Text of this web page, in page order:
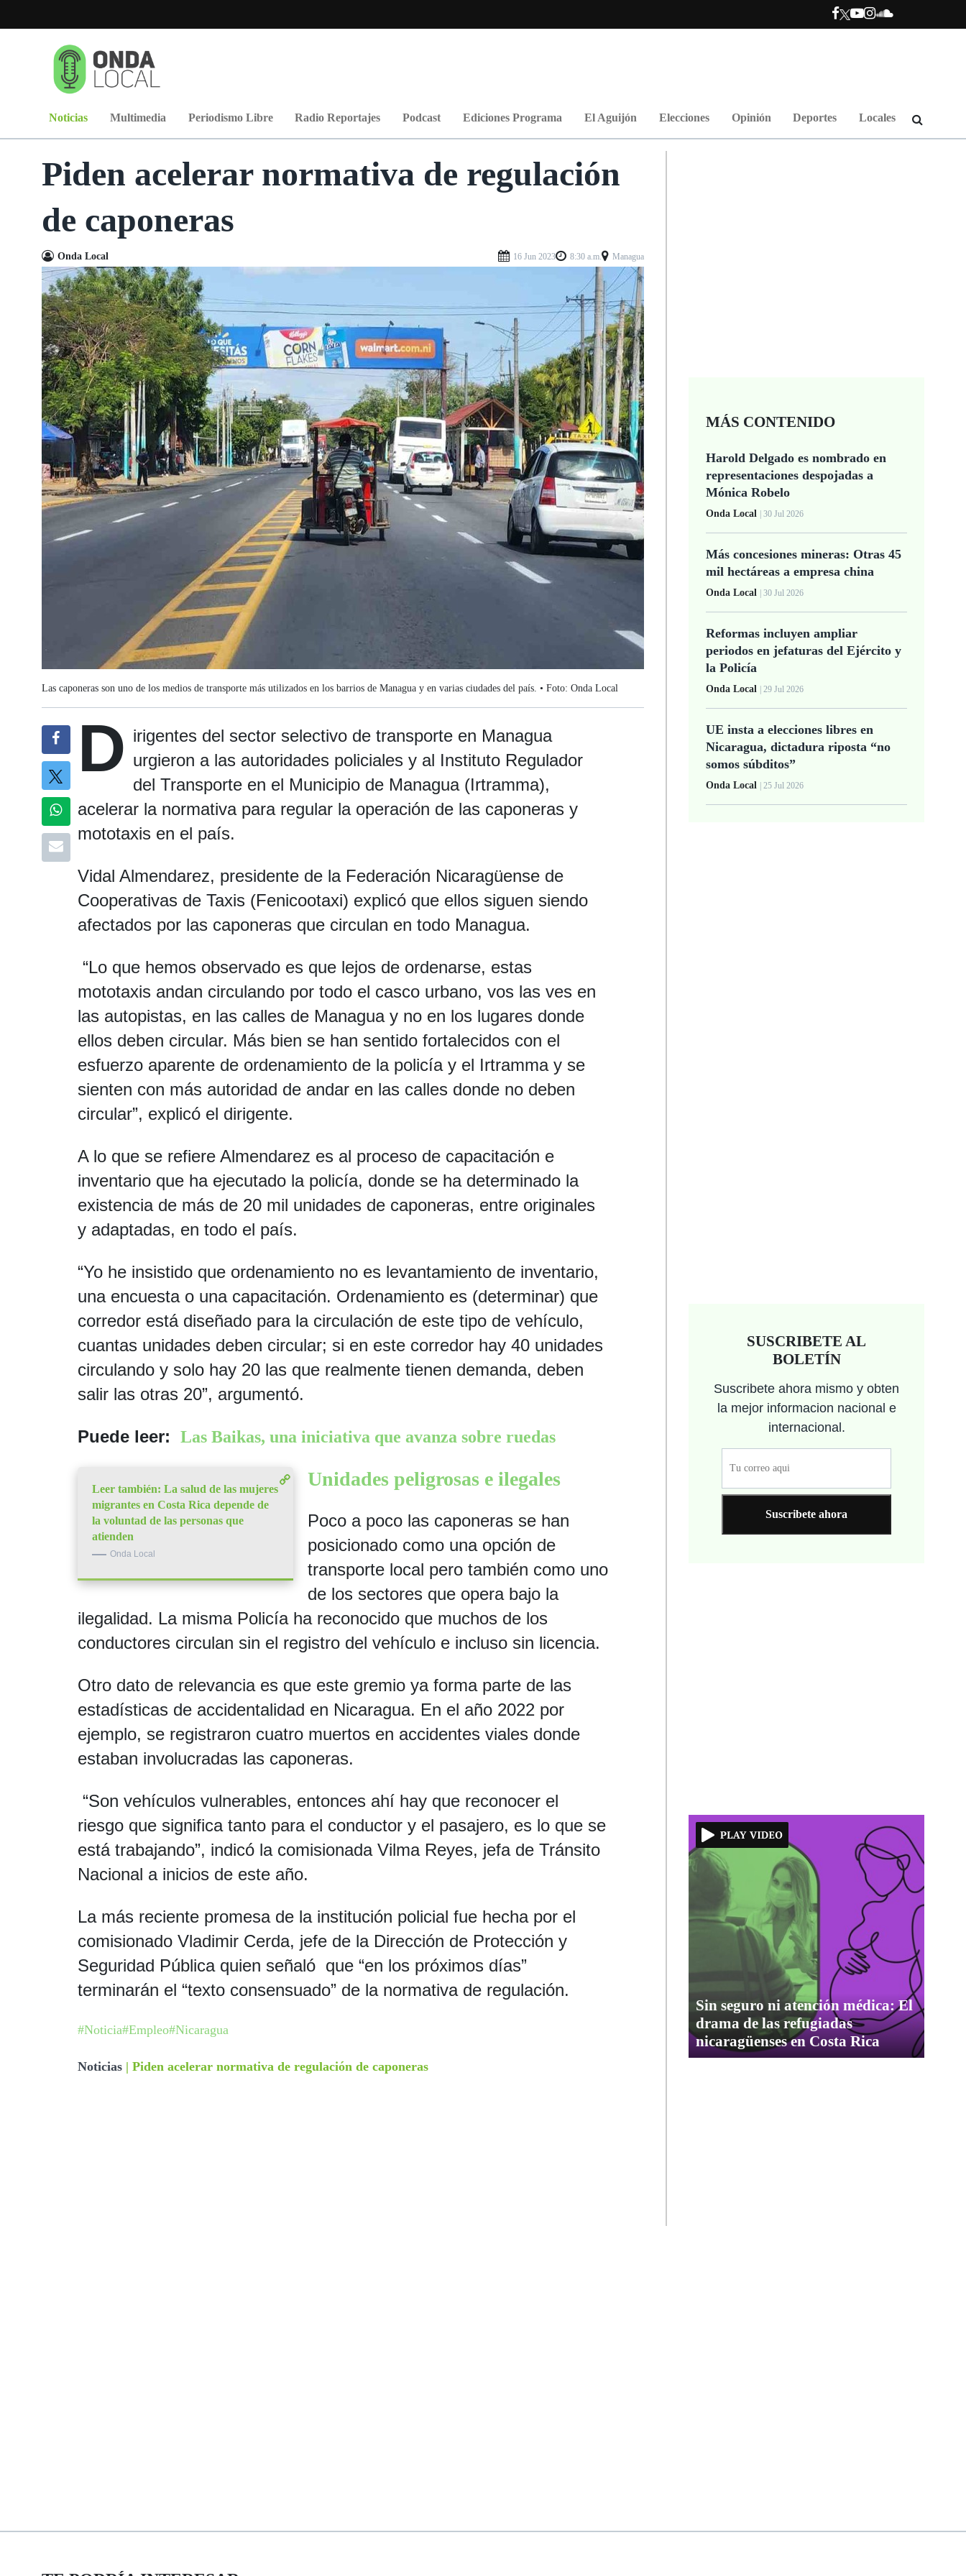
Noticias Multimedia Periodismo Libre Radio Reportajes Podcast Ediciones Programa El Aguijón Elecciones Opinión Deportes Locales
Piden acelerar normativa de regulación
de caponeras
Onda Local 16 Jun 2023 8:30 a.m. Managua
Las caponeras son uno de los medios de transporte más utilizados en los barrios de Managua y en varias ciudades del país. • Foto: Onda Local
D irigentes del sector selectivo de transporte en Managua
urgieron a las autoridades policiales y al Instituto Regulador
del Transporte en el Municipio de Managua (Irtramma),
acelerar la normativa para regular la operación de las caponeras y
mototaxis en el país.
Vidal Almendarez, presidente de la Federación Nicaragüense de
Cooperativas de Taxis (Fenicootaxi) explicó que ellos siguen siendo
afectados por las caponeras que circulan en todo Managua.
“Lo que hemos observado es que lejos de ordenarse, estas
mototaxis andan circulando por todo el casco urbano, vos las ves en
las autopistas, en las calles de Managua y no en los lugares donde
ellos deben circular. Más bien se han sentido fortalecidos con el
esfuerzo aparente de ordenamiento de la policía y el Irtramma y se
sienten con más autoridad de andar en las calles donde no deben
circular”, explicó el dirigente.
A lo que se refiere Almendarez es al proceso de capacitación e
inventario que ha ejecutado la policía, donde se ha determinado la
existencia de más de 20 mil unidades de caponeras, entre originales
y adaptadas, en todo el país.
“Yo he insistido que ordenamiento no es levantamiento de inventario,
una encuesta o una capacitación. Ordenamiento es (determinar) que
corredor está diseñado para la circulación de este tipo de vehículo,
cuantas unidades deben circular; si en este corredor hay 40 unidades
circulando y solo hay 20 las que realmente tienen demanda, deben
salir las otras 20”, argumentó.
Puede leer: Las Baikas, una iniciativa que avanza sobre ruedas
Leer también: La salud de las mujeres
migrantes en Costa Rica depende de
la voluntad de las personas que
atienden
Onda Local
Unidades peligrosas e ilegales
Poco a poco las caponeras se han
posicionado como una opción de
transporte local pero también como uno
de los sectores que opera bajo la
ilegalidad. La misma Policía ha reconocido que muchos de los
conductores circulan sin el registro del vehículo e incluso sin licencia.
Otro dato de relevancia es que este gremio ya forma parte de las
estadísticas de accidentalidad en Nicaragua. En el año 2022 por
ejemplo, se registraron cuatro muertos en accidentes viales donde
estaban involucradas las caponeras.
“Son vehículos vulnerables, entonces ahí hay que reconocer el
riesgo que significa tanto para el conductor y el pasajero, es lo que se
está trabajando”, indicó la comisionada Vilma Reyes, jefa de Tránsito
Nacional a inicios de este año.
La más reciente promesa de la institución policial fue hecha por el
comisionado Vladimir Cerda, jefe de la Dirección de Protección y
Seguridad Pública quien señaló que “en los próximos días”
terminarán el “texto consensuado” de la normativa de regulación.
#Noticia#Empleo#Nicaragua
Noticias| Piden acelerar normativa de regulación de caponeras
MÁS CONTENIDO
Harold Delgado es nombrado en
representaciones despojadas a
Mónica Robelo
Onda Local | 30 Jul 2026
Más concesiones mineras: Otras 45
mil hectáreas a empresa china
Onda Local | 30 Jul 2026
Reformas incluyen ampliar
periodos en jefaturas del Ejército y
la Policía
Onda Local | 29 Jul 2026
UE insta a elecciones libres en
Nicaragua, dictadura riposta “no
somos súbditos”
Onda Local | 25 Jul 2026
SUSCRIBETE AL
BOLETÍN
Suscribete ahora mismo y obten
la mejor informacion nacional e
internacional.
Suscribete ahora
Sin seguro ni atención médica: El
drama de las refugiadas
nicaragüenses en Costa Rica